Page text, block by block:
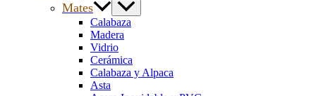
Mates
Calabaza
Madera
Vidrio
Cerámica
Calabaza y Alpaca
Asta